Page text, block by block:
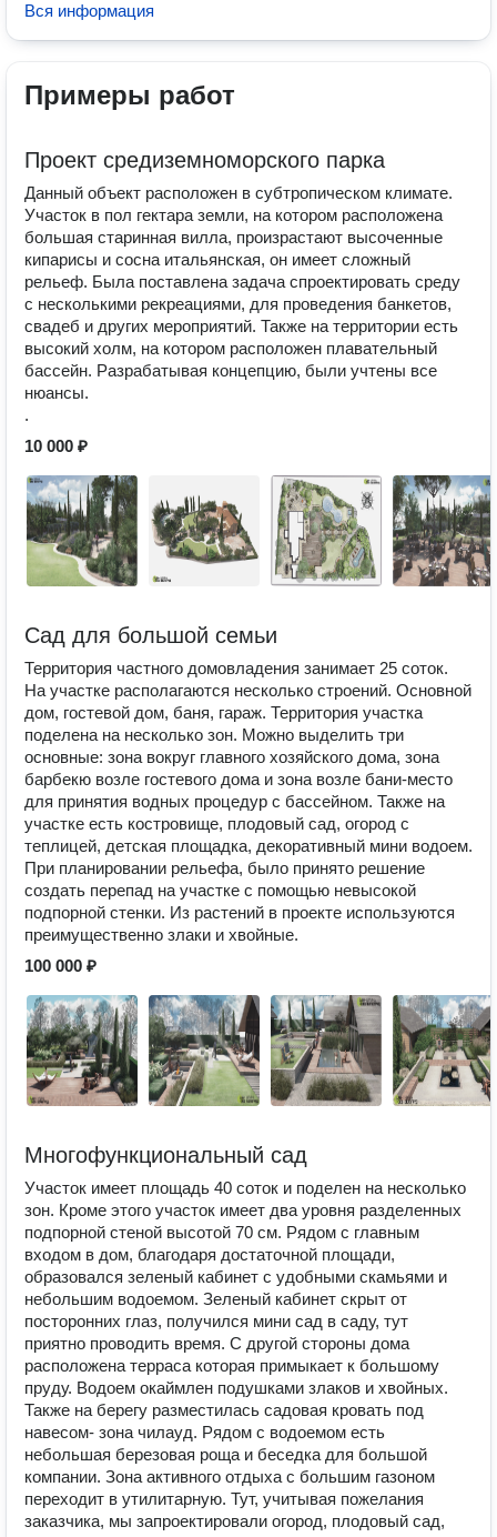
Вся информация
Примеры работ
Проект средиземноморского парка
Данный объект расположен в субтропическом климате.
Участок в пол гектара земли, на котором расположена
большая старинная вилла, произрастают высоченные
кипарисы и сосна итальянская, он имеет сложный
рельеф. Была поставлена задача спроектировать среду
с несколькими рекреациями, для проведения банкетов,
свадеб и других мероприятий. Также на территории есть
высокий холм, на котором расположен плавательный
бассейн. Разрабатывая концепцию, были учтены все
нюансы.
.
10 000 ₽
Сад для большой семьи
Территория частного домовладения занимает 25 соток.
На участке располагаются несколько строений. Основной
дом, гостевой дом, баня, гараж. Территория участка
поделена на несколько зон. Можно выделить три
основные: зона вокруг главного хозяйского дома, зона
барбекю возле гостевого дома и зона возле бани-место
для принятия водных процедур с бассейном. Также на
участке есть костровище, плодовый сад, огород с
теплицей, детская площадка, декоративный мини водоем.
При планировании рельефа, было принято решение
создать перепад на участке с помощью невысокой
подпорной стенки. Из растений в проекте используются
преимущественно злаки и хвойные.
100 000 ₽
Многофункциональный сад
Участок имеет площадь 40 соток и поделен на несколько
зон. Кроме этого участок имеет два уровня разделенных
подпорной стеной высотой 70 см. Рядом с главным
входом в дом, благодаря достаточной площади,
образовался зеленый кабинет с удобными скамьями и
небольшим водоемом. Зеленый кабинет скрыт от
посторонних глаз, получился мини сад в саду, тут
приятно проводить время. С другой стороны дома
расположена терраса которая примыкает к большому
пруду. Водоем окаймлен подушками злаков и хвойных.
Также на берегу разместилась садовая кровать под
навесом- зона чилауд. Рядом с водоемом есть
небольшая березовая роща и беседка для большой
компании. Зона активного отдыха с большим газоном
переходит в утилитарную. Тут, учитывая пожелания
заказчика, мы запроектировали огород, плодовый сад,